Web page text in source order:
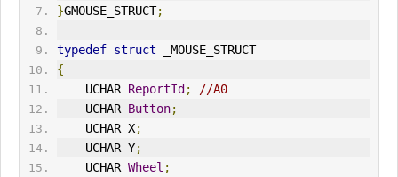
}GMOUSE_STRUCT;
typedef struct _MOUSE_STRUCT
{
    UCHAR
ReportId ;
//A0
    UCHAR
Button;
    UCHAR X
;
    UCHAR Y
;
    UCHAR
Wheel ;